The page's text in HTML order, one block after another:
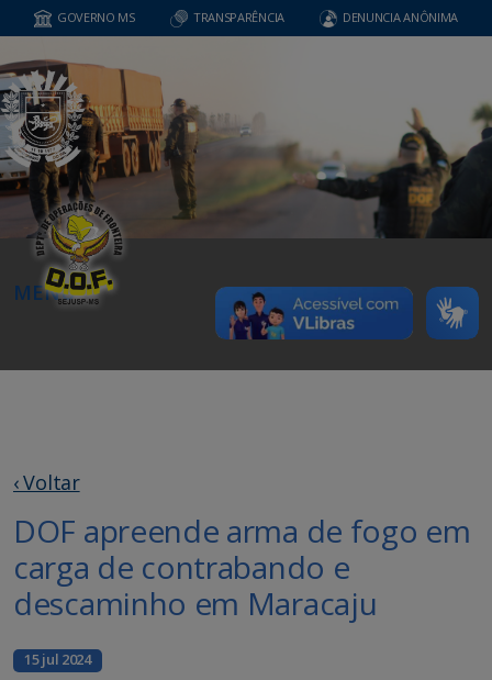
GOVERNO MS TRANSPARÊNCIA DENUNCIA ANÔNIMA
MENU
‹ Voltar
DOF apreende arma de fogo em
carga de contrabando e
descaminho em Maracaju
15 jul 2024